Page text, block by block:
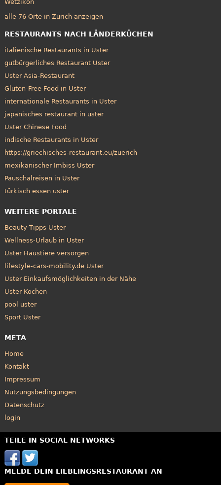
Wetzikon
alle 76 Orte in Zürich anzeigen
RESTAURANTS NACH LÄNDERKÜCHEN
italienische Restaurants in Uster
gutbürgerliches Restaurant Uster
Uster Asia-Restaurant
Gluten-Free Food in Uster
internationale Restaurants in Uster
japanisches restaurant in uster
Uster Chinese Food
indische Restaurants in Uster
https://griechisches-restaurant.eu/zuerich
mexikanischer Imbiss Uster
Pauschalreisen in Uster
türkisch essen uster
WEITERE PORTALE
Beauty-Tipps Uster
Wellness-Urlaub in Uster
Uster Haustiere versorgen
lifestyle-cars-mobility.de Uster
Uster Einkaufsmöglichkeiten in der Nähe
Uster Kochen
pool uster
Sport Uster
META
Home
Kontakt
Impressum
Nutzungsbedingungen
Datenschutz
login
TEILE IN SOCIAL NETWORKS
MELDE DEIN LIEBLINGSRESTAURANT AN